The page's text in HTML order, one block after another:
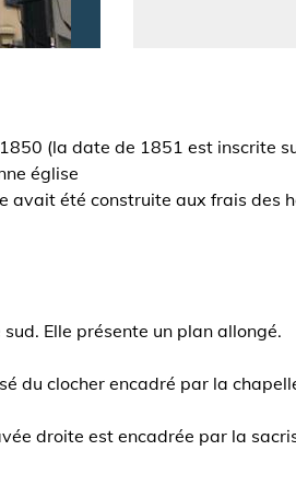
(la date de 1851 est inscrite
église
avait été construite aux frais des
Elle présente un plan allongé.
du clocher encadré par la
droite est encadrée par la